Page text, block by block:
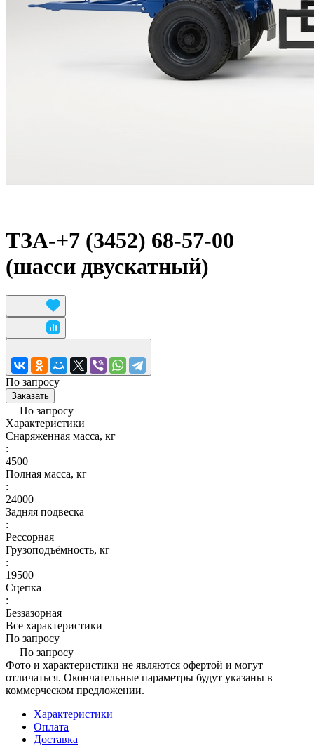
ТЗА-+7 (3452) 68-57-00
(шасси двускатный)
По запросу
Заказать
По запросу
Характеристики
Снаряженная масса, кг
:
4500
Полная масса, кг
:
24000
Задняя подвеска
:
Рессорная
Грузоподъёмность, кг
:
19500
Сцепка
:
Беззазорная
Все характеристики
По запросу
По запросу
Фото и характеристики не являются офертой и могут
отличаться. Окончательные параметры будут указаны в
коммерческом предложении.
Характеристики
Оплата
Доставка